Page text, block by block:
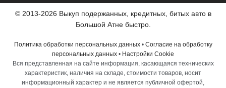
© 2013-2026 Выкуп подержанных, кредитных, битых авто в
Большой Атне быстро.
Политика обработки персональных данных• Согласие на обработку
персональных данных • Настройки Cookie
Вся представленная на сайте информация, касающаяся технических
характеристик, наличия на складе, стоимости товаров, носит
информационный характер и не является публичной офертой,